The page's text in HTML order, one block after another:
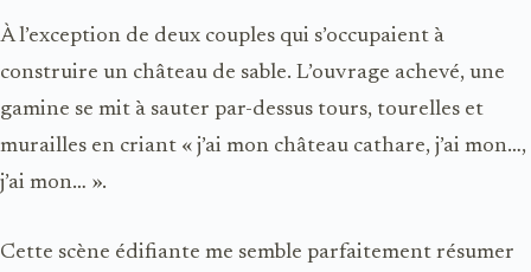
À l’exception de deux couples qui s’occupaient à
construire un château de sable. L’ouvrage achevé, une
gamine se mit à sauter par-dessus tours, tourelles et
murailles en criant « j’ai mon château cathare, j’ai mon…,
j’ai mon… ».
Cette scène édifiante me semble parfaitement résumer